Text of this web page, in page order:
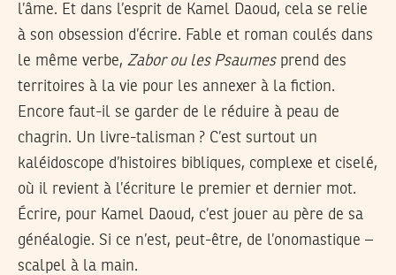
l’âme. Et dans l’esprit de Kamel Daoud, cela se relie
à son obsession d’écrire. Fable et roman coulés dans
le même verbe, Zabor ou les Psaumesprend des
territoires à la vie pour les annexer à la fiction.
Encore faut-il se garder de le réduire à peau de
chagrin. Un livre-talisman ? C’est surtout un
kaléidoscope d’histoires bibliques, complexe et ciselé,
où il revient à l’écriture le premier et dernier mot.
Écrire, pour Kamel Daoud, c’est jouer au père de sa
généalogie. Si ce n’est, peut-être, de l’onomastique –
scalpel à la main.